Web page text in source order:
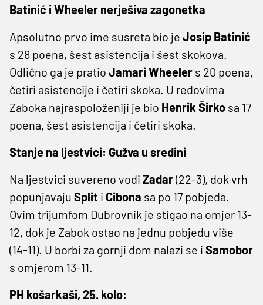
Batinić i Wheeler nerješiva zagonetka
Apsolutno prvo ime susreta bio je Josip Batinić
s 28 poena, šest asistencija i šest skokova.
Odlično ga je pratio Jamari Wheeler s 20 poena,
četiri asistencije i četiri skoka. U redovima
Zaboka najraspoloženiji je bio Henrik Širko sa 17
poena, šest asistencija i četiri skoka.
Stanje na ljestvici: Gužva u sredini
Na ljestvici suvereno vodi Zadar(22-3), dok vrh
popunjavaju Split i Cibona sa po 17 pobjeda.
Ovim trijumfom Dubrovnik je stigao na omjer 13-
12, dok je Zabok ostao na jednu pobjedu više
(14-11). U borbi za gornji dom nalazi se i Samobor
s omjerom 13-11.
PH košarkaši, 25. kolo: